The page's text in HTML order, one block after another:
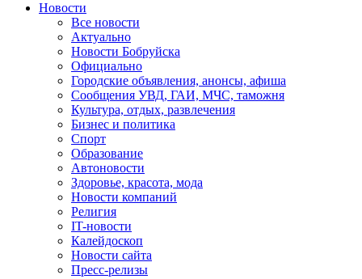
Новости
Все новости
Актуально
Новости Бобруйска
Официально
Городские объявления, анонсы, афиша
Сообщения УВД, ГАИ, МЧС, таможня
Культура, отдых, развлечения
Бизнес и политика
Спорт
Образование
Автоновости
Здоровье, красота, мода
Новости компаний
Религия
IT-новости
Калейдоскоп
Новости сайта
Пресс-релизы